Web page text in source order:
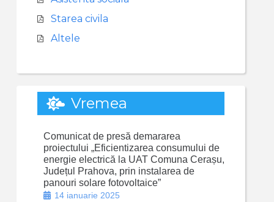
Starea civila
Altele
Vremea
Comunicat de presă demararea
proiectului „Eficientizarea consumului de
energie electrică la UAT Comuna Cerașu,
Județul Prahova, prin instalarea de
panouri solare fotovoltaice”
14 ianuarie 2025